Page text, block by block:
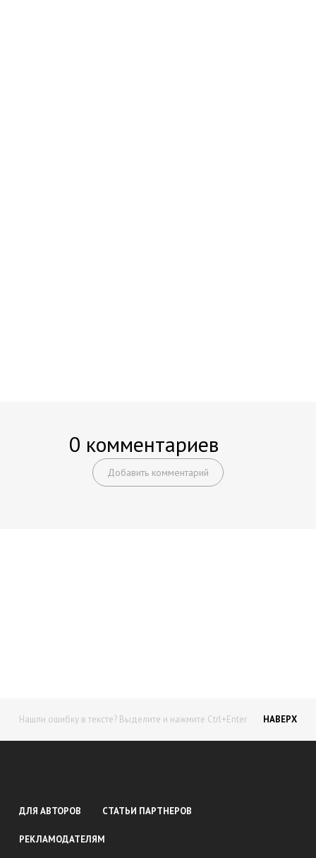
0 комментариев
Добавить комментарий
Нашли ошибку в тексте? Выделите и нажмите Ctrl+Enter НАВЕРХ
ДЛЯ АВТОРОВ СТАТЬИ ПАРТНЕРОВ
РЕКЛАМОДАТЕЛЯМ